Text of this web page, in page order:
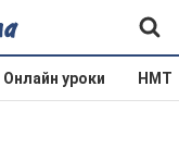
Онлайн уроки НМТ